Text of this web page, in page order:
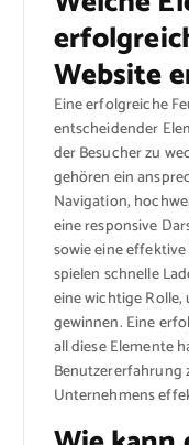
Website
Eine erfolgreiche
entscheidender
der Besucher zu
gehören ein
Navigation,
eine responsive
sowie eine
spielen schnelle
eine wichtige
gewinnen. Eine
all diese Elemente
Benutzererfahrung
Unternehmens